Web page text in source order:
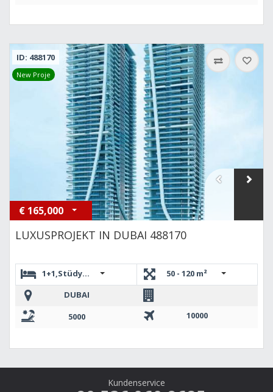
ID: 488170
New Proje
€ 165,000
LUXUSPROJEKT IN DUBAI 488170
1+1,Stüdyo Tipi,2+1,3+1
50 - 120 m²
DUBAI
5000
10000
Kundenservice